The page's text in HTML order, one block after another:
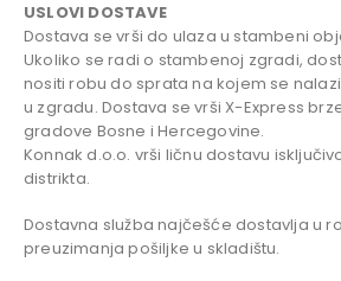
USLOVI DOSTAVE
Dostava se vrši do ulaza u stambeni
Ukoliko se radi o stambenoj zgradi,
nositi robu do sprata na kojem se
u zgradu. Dostava se vrši X-Express
gradove Bosne i Hercegovine.
Konnak d.o.o. vrši ličnu dostavu
distrikta.
Dostavna služba najčešće dostavlja u
preuzimanja pošiljke u skladištu.